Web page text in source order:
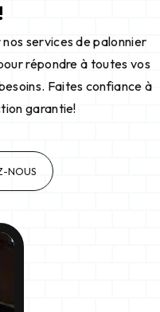
services de palonnier
répondre à toutes vos
Faites confiance à
garantie!
NOUS